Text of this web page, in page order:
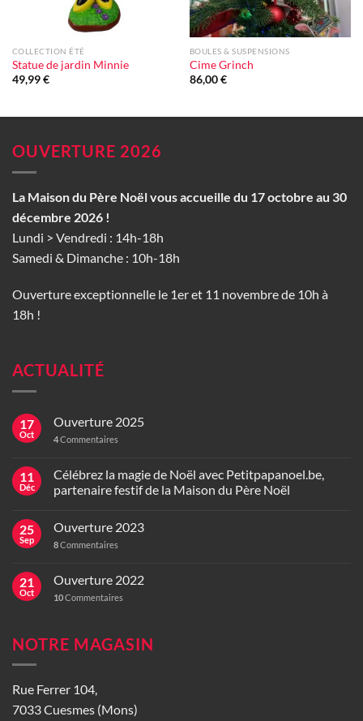
COLLECTION ÉTÉ
Statue de jardin Minnie
49,99€
BOULES & SUSPENSIONS
Cime Grinch
86,00€
OUVERTURE 2026
La Maison du Père Noël vous accueille du 17 octobre au 30
décembre 2026 !
Lundi > Vendredi : 14h-18h
Samedi & Dimanche : 10h-18h
Ouverture exceptionnelle le 1er et 11 novembre de 10h à
18h !
ACTUALITÉ
17
Oct
Ouverture 2025
4Commentaires
11
Déc
Célébrez la magie de Noël avec Petitpapanoel.be,
partenaire festif de la Maison du Père Noël
25
Sep
Ouverture 2023
8Commentaires
21
Oct
Ouverture 2022
10Commentaires
NOTRE MAGASIN
Rue Ferrer 104,
7033 Cuesmes (Mons)